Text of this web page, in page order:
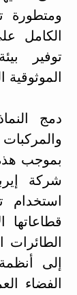
ومتطورة
الكامل
توفير
الموثوقية
دمج
والمركبات
بموجب
شركة
استخدام
قطاعاتها
الطائرات
إلى
الفضاء